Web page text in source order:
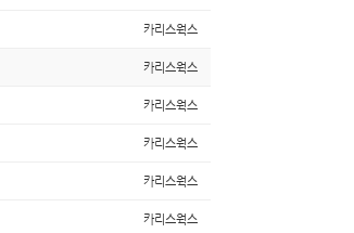
카리스웍스
카리스웍스
카리스웍스
카리스웍스
카리스웍스
카리스웍스